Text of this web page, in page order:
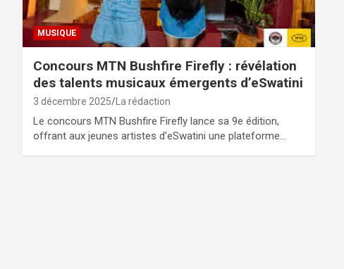
MUSIQUE
Concours MTN Bushfire Firefly : révélation
des talents musicaux émergents d’eSwatini
3 décembre 2025 La rédaction
Le concours MTN Bushfire Firefly lance sa 9e édition,
offrant aux jeunes artistes d’eSwatini une plateforme…